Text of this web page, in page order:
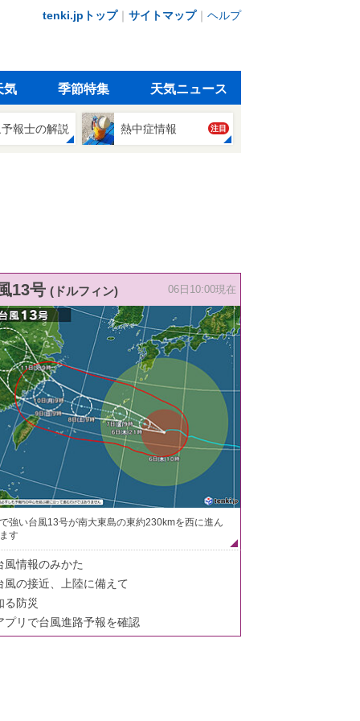
tenki.jpトップ｜ サイトマップ｜ ヘルプ
気 季節特集 天気ニュース
報士の解説 熱中症情報 注目
13号 (ドルフィン) 06日10:00現在
強い台風13号が南大東島の東約230kmを西に進ん
す
風情報のみかた
風の接近、上陸に備えて
る防災
プリで台風進路予報を確認